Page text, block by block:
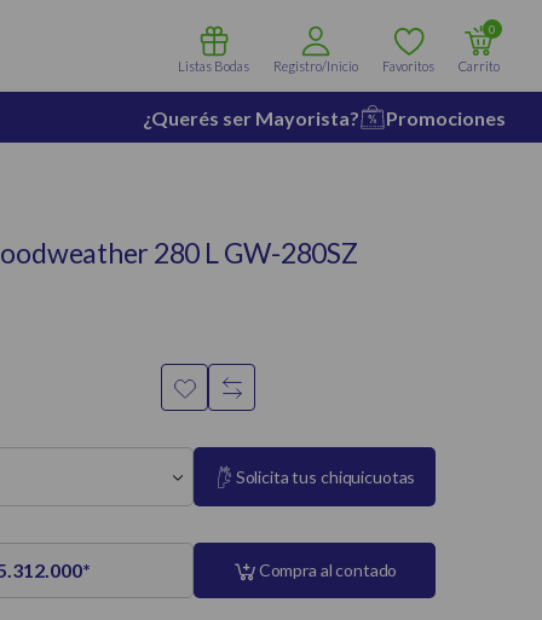
Listas Bodas Registro/Inicio Favoritos Carrito
0
¿Querés ser Mayorista? Promociones
280 L GW-280SZ
Solicita tus chiquicuotas
* Compra al contado